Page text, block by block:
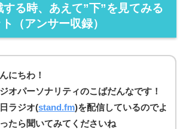
る時、あえて”下”を見てみる
（アンサー収録）
にちわ！
オパーソナリティのこばだんなです！
ラジオ(stand.fm)を配信しているのでよ
たら聞いてみてくださいね